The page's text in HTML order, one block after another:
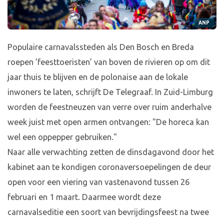
ANP
Populaire carnavalssteden als Den Bosch en Breda
roepen ’feesttoeristen’ van boven de rivieren op om dit
jaar thuis te blijven en de polonaise aan de lokale
inwoners te laten, schrijft De Telegraaf. In Zuid-Limburg
worden de feestneuzen van verre over ruim anderhalve
week juist met open armen ontvangen: "De horeca kan
wel een oppepper gebruiken."
Naar alle verwachting zetten de dinsdagavond door het
kabinet aan te kondigen coronaversoepelingen de deur
open voor een viering van vastenavond tussen 26
februari en 1 maart. Daarmee wordt deze
carnavalseditie een soort van bevrijdingsfeest na twee